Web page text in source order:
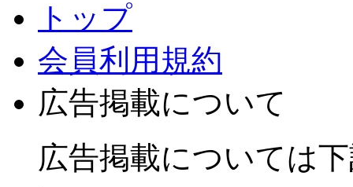
トップ
会員利用規約
広告掲載について
広告掲載については